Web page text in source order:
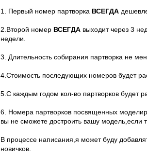
1. Первый номер партворка ВСЕГДА
2.Второй номер ВСЕГДА выходит через 3
недели.
3. Длительность собирания партворка не
4.Стоимость последующих номеров будет
5.С каждым годом кол-во партворков будет
6. Номера партворков посвященных
вы не сможете достроить вашу
В процессе написания,я может буду
новичков.